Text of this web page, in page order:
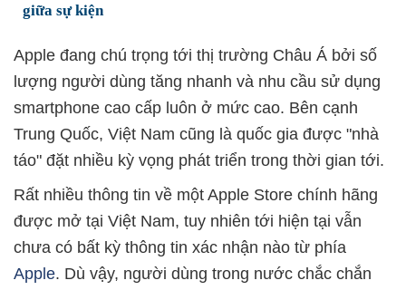
giữa sự kiện
Apple đang chú trọng tới thị trường Châu Á bởi số
lượng người dùng tăng nhanh và nhu cầu sử dụng
smartphone cao cấp luôn ở mức cao. Bên cạnh
Trung Quốc, Việt Nam cũng là quốc gia được "nhà
táo" đặt nhiều kỳ vọng phát triển trong thời gian tới.
Rất nhiều thông tin về một Apple Store chính hãng
được mở tại Việt Nam, tuy nhiên tới hiện tại vẫn
chưa có bất kỳ thông tin xác nhận nào từ phía
Apple. Dù vậy, người dùng trong nước chắc chắn